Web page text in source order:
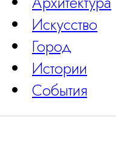
Искусство
Город
Истории
События